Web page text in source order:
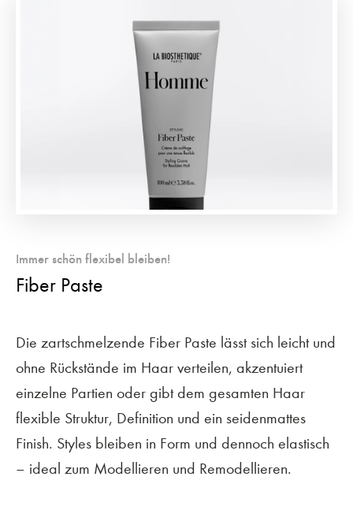
Immer schön flexibel bleiben!
Fiber Paste
Die zartschmelzende Fiber Paste lässt sich leicht und
ohne Rückstände im Haar verteilen, akzentuiert
einzelne Partien oder gibt dem gesamten Haar
flexible Struktur, Definition und ein seidenmattes
Finish. Styles bleiben in Form und dennoch elastisch
– ideal zum Modellieren und Remodellieren.